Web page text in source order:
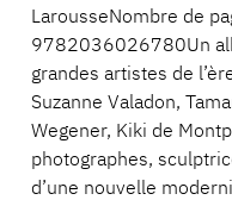
LarousseNombre de
9782036026780Un
grandes artistes de
Suzanne Valadon,
Wegener, Kiki de
photographes,
d’une nouvelle